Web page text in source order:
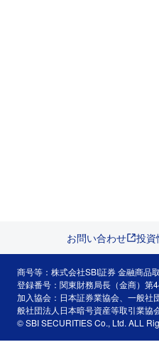
お問い合わせ 投資
商号等：株式会社SBI証券 金融商品
登録番号：関東財務局長（金商）第
加入協会：日本証券業協会、一般社
般社団法人日本暗号資産等取引業協
© SBI SECURITIES Co., Ltd. ALL